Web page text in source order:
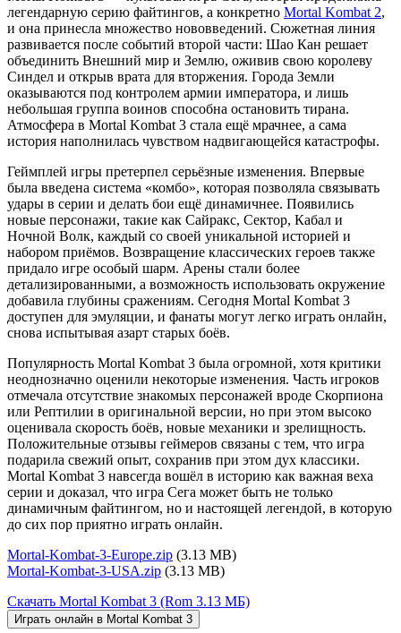
легендарную серию файтингов, а конкретно Mortal Kombat 2,
и она принесла множество нововведений. Сюжетная линия
развивается после событий второй части: Шао Кан решает
объединить Внешний мир и Землю, оживив свою королеву
Синдел и открыв врата для вторжения. Города Земли
оказываются под контролем армии императора, и лишь
небольшая группа воинов способна остановить тирана.
Атмосфера в Mortal Kombat 3 стала ещё мрачнее, а сама
история наполнилась чувством надвигающейся катастрофы.
Геймплей игры претерпел серьёзные изменения. Впервые
была введена система «комбо», которая позволяла связывать
удары в серии и делать бои ещё динамичнее. Появились
новые персонажи, такие как Сайракс, Сектор, Кабал и
Ночной Волк, каждый со своей уникальной историей и
набором приёмов. Возвращение классических героев также
придало игре особый шарм. Арены стали более
детализированными, а возможность использовать окружение
добавила глубины сражениям. Сегодня Mortal Kombat 3
доступен для эмуляции, и фанаты могут легко играть онлайн,
снова испытывая азарт старых боёв.
Популярность Mortal Kombat 3 была огромной, хотя критики
неоднозначно оценили некоторые изменения. Часть игроков
отмечала отсутствие знакомых персонажей вроде Скорпиона
или Рептилии в оригинальной версии, но при этом высоко
оценивала скорость боёв, новые механики и зрелищность.
Положительные отзывы геймеров связаны с тем, что игра
подарила свежий опыт, сохранив при этом дух классики.
Mortal Kombat 3 навсегда вошёл в историю как важная веха
серии и доказал, что игра Сега может быть не только
динамичным файтингом, но и настоящей легендой, в которую
до сих пор приятно играть онлайн.
Mortal-Kombat-3-Europe.zip (3.13 MB)
Mortal-Kombat-3-USA.zip (3.13 MB)
Скачать Mortal Kombat 3 (Rom 3.13 МБ)
Играть онлайн в Mortal Kombat 3